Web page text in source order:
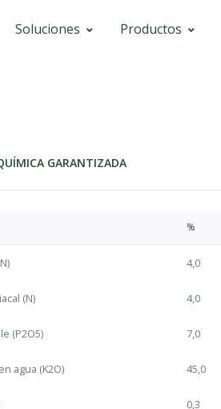
Soluciones Productos
GARANTIZADA
%
4,0
(N) 4,0
(P2O5) 7,0
agua (K2O) 45,0
0,3